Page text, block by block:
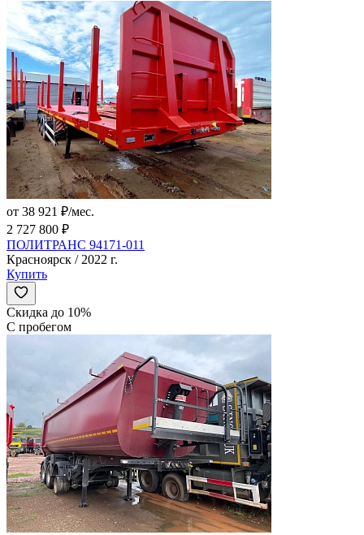
от 38 921 ₽/мес.
2 727 800 ₽
ПОЛИТРАНС 94171-011
Красноярск / 2022 г.
Купить
Скидка до 10%
С пробегом